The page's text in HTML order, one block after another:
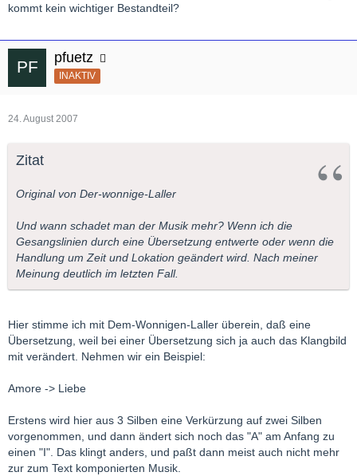
kommt kein wichtiger Bestandteil?
pfuetz
INAKTIV
24. August 2007
Zitat
Original von Der-wonnige-Laller
Und wann schadet man der Musik mehr? Wenn ich die
Gesangslinien durch eine Übersetzung entwerte oder wenn die
Handlung um Zeit und Lokation geändert wird. Nach meiner
Meinung deutlich im letzten Fall.
Hier stimme ich mit Dem-Wonnigen-Laller überein, daß eine
Übersetzung, weil bei einer Übersetzung sich ja auch das Klangbild
mit verändert. Nehmen wir ein Beispiel:
Amore -> Liebe
Erstens wird hier aus 3 Silben eine Verkürzung auf zwei Silben
vorgenommen, und dann ändert sich noch das "A" am Anfang zu
einen "I". Das klingt anders, und paßt dann meist auch nicht mehr
zur zum Text komponierten Musik.